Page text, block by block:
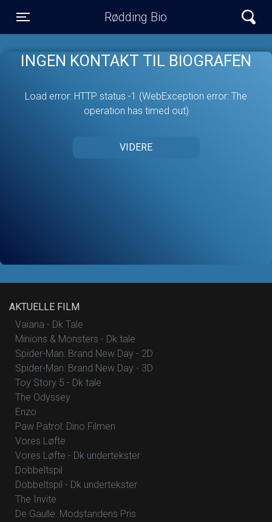
Rødding Bio
INGEN KONTAKT TIL BIOGRAFEN
Load error: HTTP status -1 (WebException error: The
operation has timed out)
VIDERE
AKTUELLE FILM
Vaiana - Dk Tale
Minions & Monsters - Dk tale
Spider-Man: Brand New Day - 2D
Spider-Man: Brand New Day - 3D
Toy Story 5 - Dk tale
The Odyssey
Enzo
Paw Patrol: Dino Filmen
Vores Løfte
Vores Løfte - Dk undertekster
Dobbeltspil
Dobbeltspil - Dk undertekster
The Invite
De Gaulle: Modstandens Pris